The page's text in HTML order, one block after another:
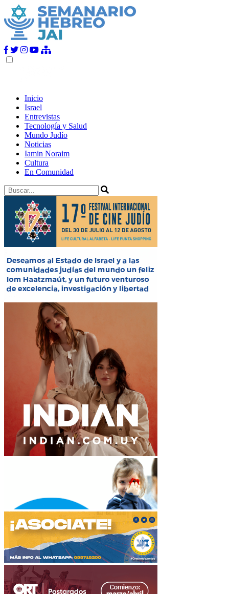
Inicio
Israel
Entrevistas
Tecnología y Salud
Mundo Judío
Noticias
Iamin Noraim
Cultura
En Comunidad